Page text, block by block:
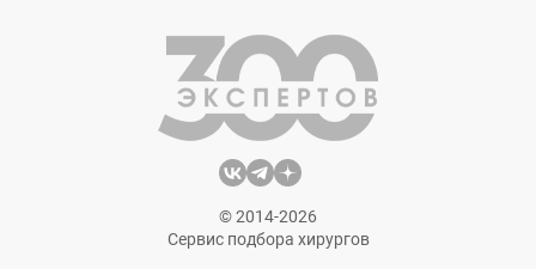
производители могут связаться с
пациентами, если в будущем возникнут
проблемы с партией или отдельными
экземплярами.
© 2014-2026
Сервис подбора хирургов